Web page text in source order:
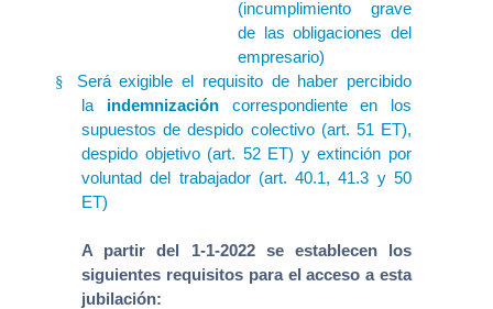
(incumplimiento grave
de las obligaciones del
empresario)
§
Será exigible el requisito de haber percibido
la indemnización correspondiente en los
supuestos de despido colectivo (art. 51 ET),
despido objetivo (art. 52 ET) y extinción por
voluntad del trabajador (art. 40.1, 41.3 y 50
ET)
A partir del 1-1-2022 se establecen los
siguientes requisitos para el acceso a esta
jubilación: